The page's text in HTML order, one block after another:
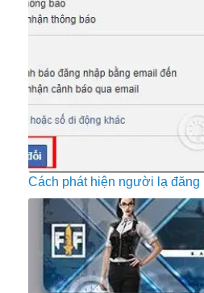
Cách phát hiện người lạ đăng